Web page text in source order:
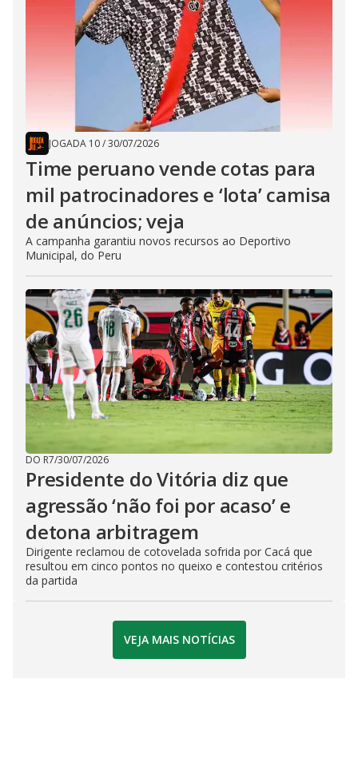
JOGADA 10/30/07/2026
Time peruano vende cotas para
mil patrocinadores e ‘lota’ camisa
de anúncios; veja
A campanha garantiu novos recursos ao Deportivo
Municipal, do Peru
DO R7/30/07/2026
Presidente do Vitória diz que
agressão ‘não foi por acaso’ e
detona arbitragem
Dirigente reclamou de cotovelada sofrida por Cacá que
resultou em cinco pontos no queixo e contestou critérios
da partida
VEJA MAIS NOTÍCIAS